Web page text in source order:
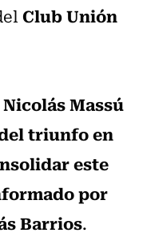
Club Unión
Nicolás Massú
triunfo en
este
por
Barrios.